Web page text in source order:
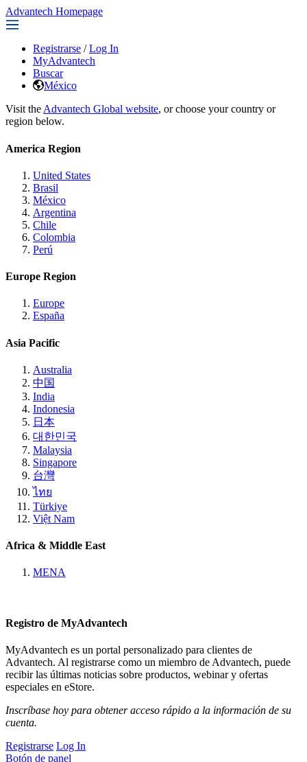
Advantech Homepage
Registrarse / Log In
MyAdvantech
Buscar
México
Visit the Advantech Global website, or choose your country or
region below.
America Region
United States
Brasil
México
Argentina
Chile
Colombia
Perú
Europe Region
Europe
España
Asia Pacific
Australia
中国
India
Indonesia
日本
대한민국
Malaysia
Singapore
台灣
ไทย
Türkiye
Việt Nam
Africa & Middle East
MENA
Registro de MyAdvantech
MyAdvantech es un portal personalizado para clientes de
Advantech. Al registrarse como un miembro de Advantech, puede
recibir las últimas noticias sobre productos, webinar y ofertas
especiales en eStore.
Inscríbase hoy para obtener acceso rápido a la información de su
cuenta.
Registrarse Log In
Botón de panel